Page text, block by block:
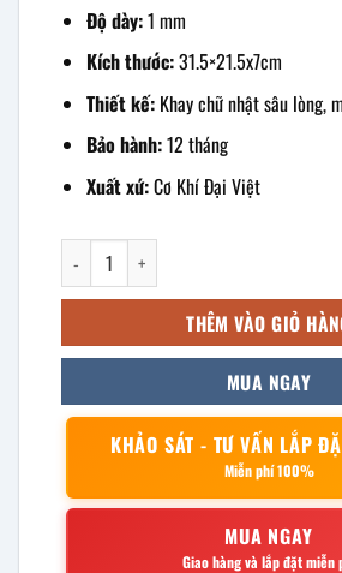
Độ dày:1 mm
Kích thước:31.5×21.5x7cm
Thiết kế:Khay chữ nhật sâu lòng,
Bảo hành:12 tháng
Xuất xứ:Cơ Khí Đại Việt
khay inox chữ nhật 31.5x21.5x7cm số
THÊM VÀO GIỎ
MUA NGAY
KHẢO SÁT - TƯ VẤN LẮP
Miễn phí 100%
MUA NGAY
Giao hàng và lắp đặt miễn